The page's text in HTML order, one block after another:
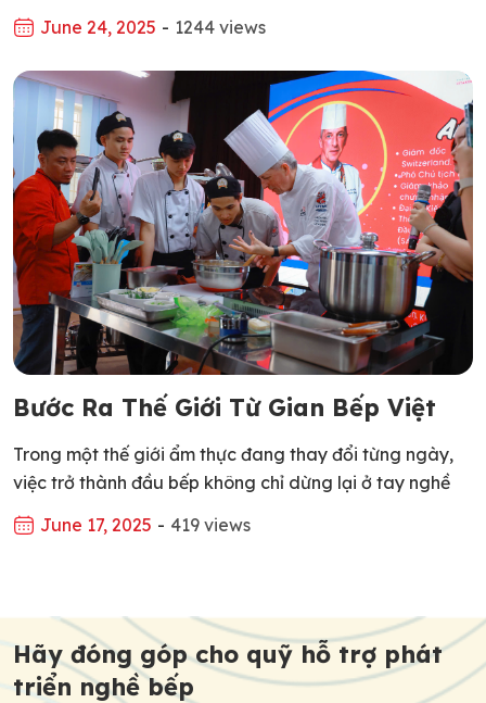
hội chính thức sử dụng tên viết tắt tiếng Việt là: “HIỆP
HỘI DẠY NGHỀ VÀ VIỆC LÀM ĐẦU BẾP VIỆT NAM”
trong tất cả các hoạt động, giao dịch, truyền thông […]
June 24, 2025 - 1244 views
Bước Ra Thế Giới Từ Gian Bếp Việt
Trong một thế giới ẩm thực đang thay đổi từng ngày,
việc trở thành đầu bếp không chỉ dừng lại ở tay nghề
giỏi trong nước, mà còn là hành trình vươn ra toàn cầu,
học hỏi tại các nền ẩm thực phát triển, tiếp cận quy
June 17, 2025 - 419 views
navigation
Hãy đóng góp cho quỹ hỗ trợ phát
triển nghề bếp